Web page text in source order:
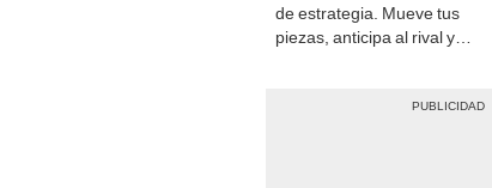
de estrategia. Mueve tus
piezas, anticipa al rival y